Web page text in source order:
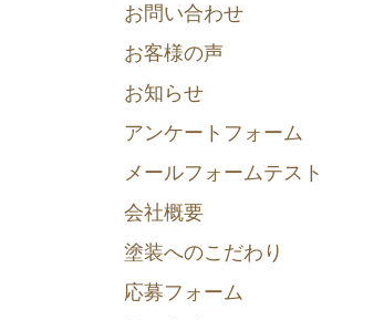
お問い合わせ
お客様の声
お知らせ
アンケートフォーム
メールフォームテスト
会社概要
塗装へのこだわり
応募フォーム